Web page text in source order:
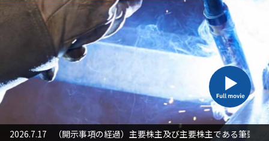
対応」に関するお知らせ
2026.7.17 （開示事項の経過）主要株主及び主要株主である筆頭